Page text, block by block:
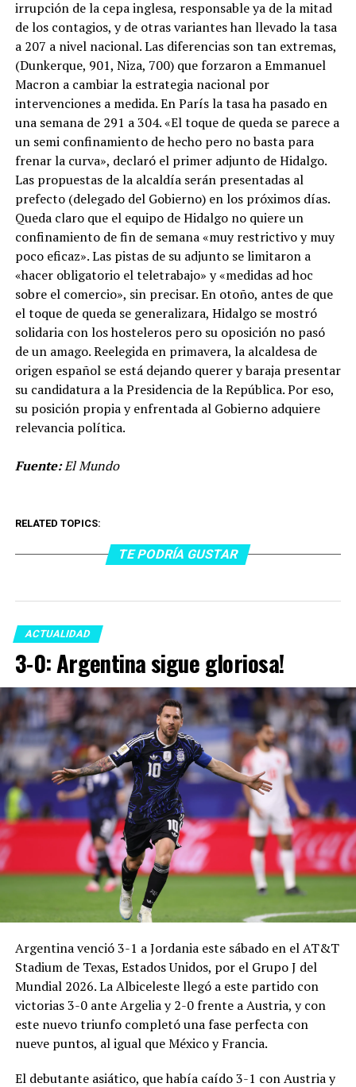
irrupción de la cepa inglesa, responsable ya de la mitad
de los contagios, y de otras variantes han llevado la tasa
a 207 a nivel nacional. Las diferencias son tan extremas,
(Dunkerque, 901, Niza, 700) que forzaron a Emmanuel
Macron a cambiar la estrategia nacional por
intervenciones a medida. En París la tasa ha pasado en
una semana de 291 a 304. «El toque de queda se parece a
un semi confinamiento de hecho pero no basta para
frenar la curva», declaró el primer adjunto de Hidalgo.
Las propuestas de la alcaldía serán presentadas al
prefecto (delegado del Gobierno) en los próximos días.
Queda claro que el equipo de Hidalgo no quiere un
confinamiento de fin de semana «muy restrictivo y muy
poco eficaz». Las pistas de su adjunto se limitaron a
«hacer obligatorio el teletrabajo» y «medidas ad hoc
sobre el comercio», sin precisar. En otoño, antes de que
el toque de queda se generalizara, Hidalgo se mostró
solidaria con los hosteleros pero su oposición no pasó
de un amago. Reelegida en primavera, la alcaldesa de
origen español se está dejando querer y baraja presentar
su candidatura a la Presidencia de la República. Por eso,
su posición propia y enfrentada al Gobierno adquiere
relevancia política.
Fuente:El Mundo
RELATED TOPICS:
TE PODRÍA GUSTAR
ACTUALIDAD
3-0: Argentina sigue gloriosa!
Argentina venció 3-1 a Jordania este sábado en el AT&T
Stadium de Texas, Estados Unidos, por el Grupo J del
Mundial 2026. La Albiceleste llegó a este partido con
victorias 3-0 ante Argelia y 2-0 frente a Austria, y con
este nuevo triunfo completó una fase perfecta con
nueve puntos, al igual que México y Francia.
El debutante asiático, que había caído 3-1 con Austria y